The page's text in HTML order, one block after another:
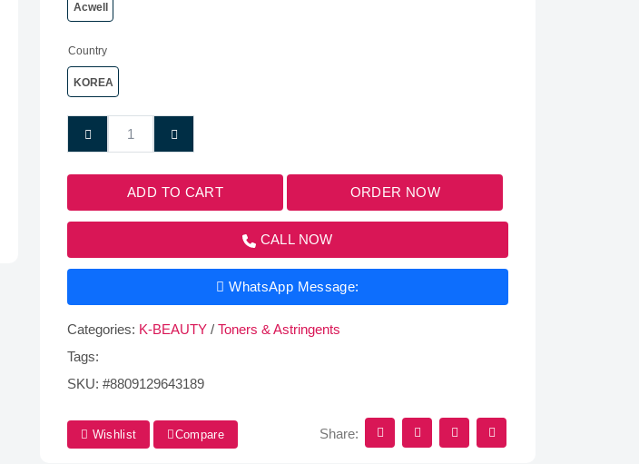
Acwell
Country
KOREA
ADD TO CART ORDER NOW
CALL NOW
WhatsApp Message:
Categories: K-BEAUTY / Toners & Astringents
Tags:
SKU: #8809129643189
Wishlist Compare Share: